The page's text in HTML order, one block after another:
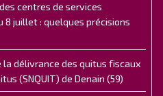
centres de services
8 juillet : quelques précisions
la délivrance des quitus fiscaux
(SNQUIT) de Denain (59)